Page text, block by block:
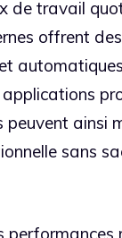
de travail
offrent
applications
peuvent ainsi
sans